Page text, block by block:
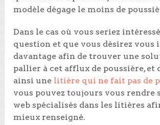
modèle dégage le moins de
Dans le cas où vous seriez
question et que vous désirez vous
davantage afin de trouver une
pallier à cet afflux de poussière, et
ainsi une litière qui ne fait pas de
vous pouvez toujours vous rendre
web spécialisés dans les litières
mieux renseigné.